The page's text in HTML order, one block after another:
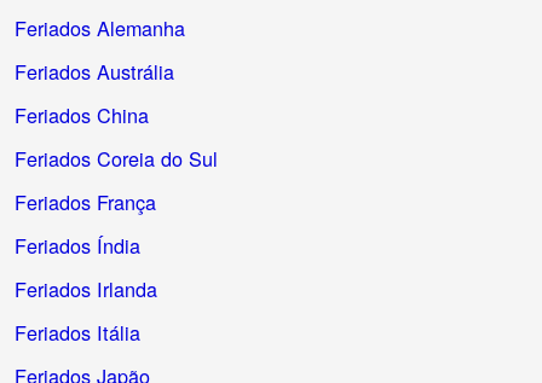
Feriados Alemanha
Feriados Austrália
Feriados China
Feriados Coreia do Sul
Feriados França
Feriados Índia
Feriados Irlanda
Feriados Itália
Feriados Japão